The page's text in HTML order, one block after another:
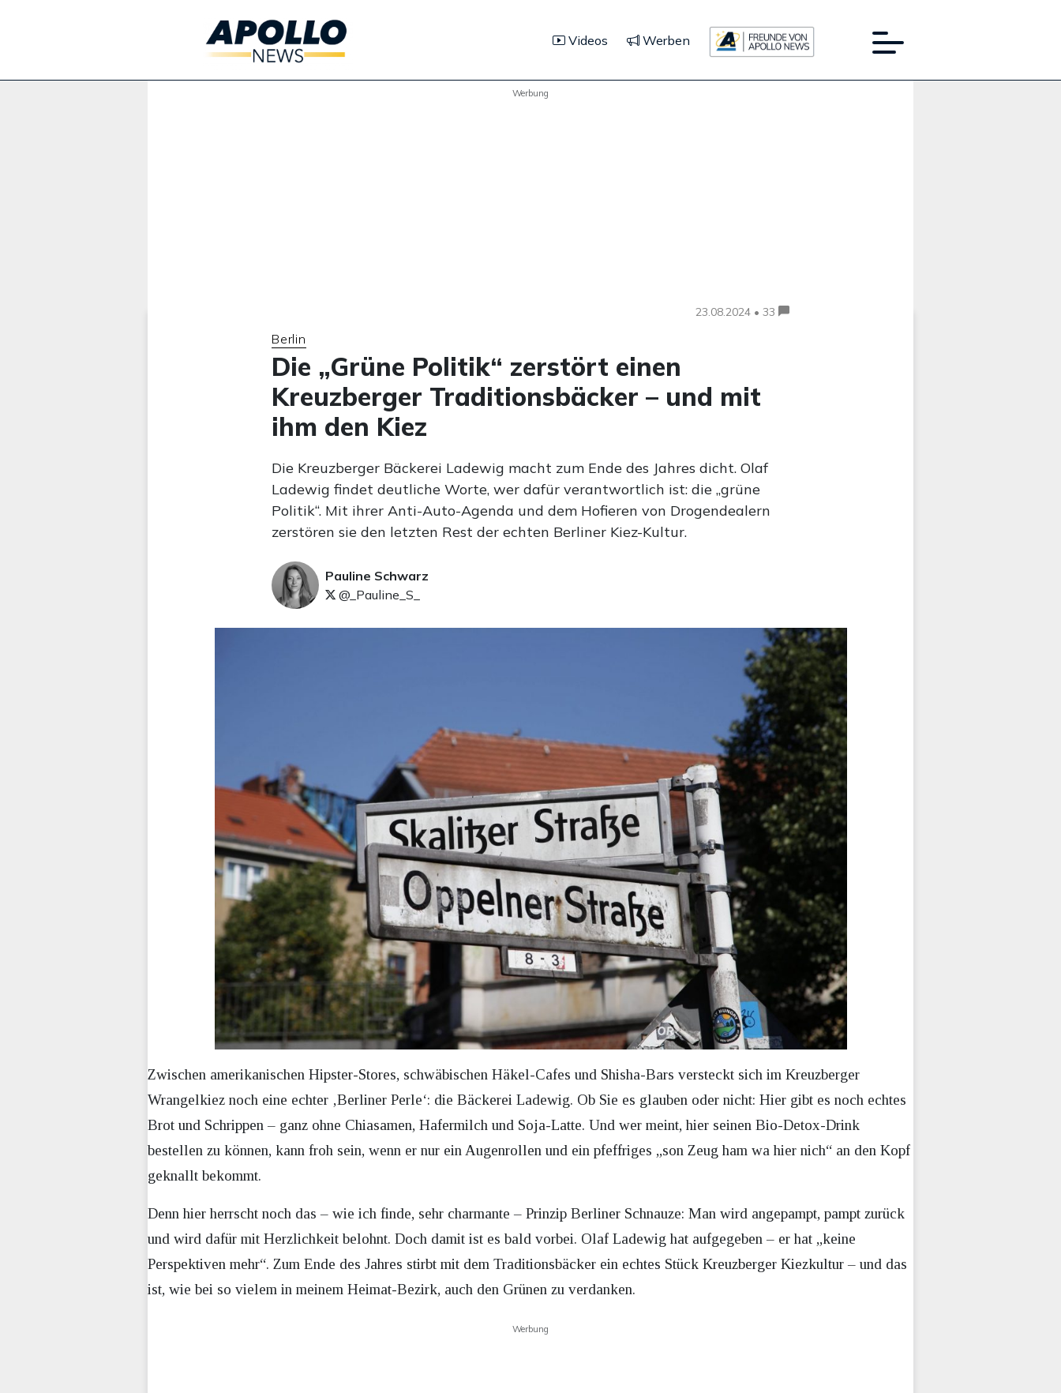
Videos Werben
Werbung
23.08.2024 • 33
Berlin
Die „Grüne Politik“ zerstört einen
Kreuzberger Traditionsbäcker – und mit
ihm den Kiez
Die Kreuzberger Bäckerei Ladewig macht zum Ende des Jahres dicht. Olaf
Ladewig findet deutliche Worte, wer dafür verantwortlich ist: die „grüne
Politik“. Mit ihrer Anti-Auto-Agenda und dem Hofieren von Drogendealern
zerstören sie den letzten Rest der echten Berliner Kiez-Kultur.
Pauline Schwarz
@_Pauline_S_
Zwischen amerikanischen Hipster-Stores, schwäbischen Häkel-Cafes und Shisha-Bars versteckt sich im Kreuzberger
Wrangelkiez noch eine echter ‚Berliner Perle‘: die Bäckerei Ladewig. Ob Sie es glauben oder nicht: Hier gibt es noch echtes
Brot und Schrippen – ganz ohne Chiasamen, Hafermilch und Soja-Latte. Und wer meint, hier seinen Bio-Detox-Drink
bestellen zu können, kann froh sein, wenn er nur ein Augenrollen und ein pfeffriges „son Zeug ham wa hier nich“ an den Kopf
geknallt bekommt.
Denn hier herrscht noch das – wie ich finde, sehr charmante – Prinzip Berliner Schnauze: Man wird angepampt, pampt zurück
und wird dafür mit Herzlichkeit belohnt. Doch damit ist es bald vorbei. Olaf Ladewig hat aufgegeben – er hat „keine
Perspektiven mehr“. Zum Ende des Jahres stirbt mit dem Traditionsbäcker ein echtes Stück Kreuzberger Kiezkultur – und das
ist, wie bei so vielem in meinem Heimat-Bezirk, auch den Grünen zu verdanken.
Werbung